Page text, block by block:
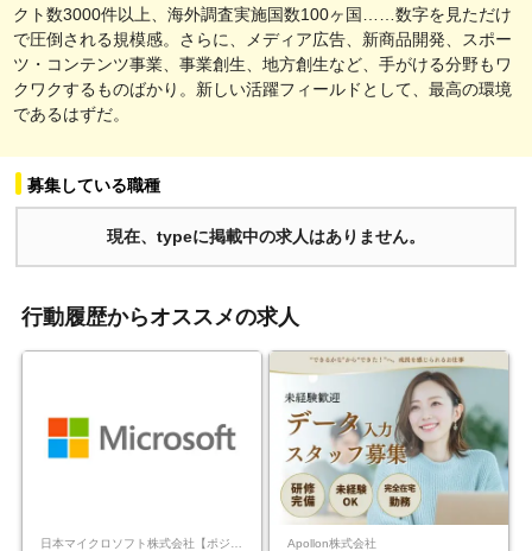
クト数3000件以上、海外調査実施国数100ヶ国……数字を見ただけ
で圧倒される規模感。さらに、メディア広告、新商品開発、スポー
ツ・コンテンツ事業、事業創生、地方創生など、手がける分野もワ
クワクするものばかり。新しい活躍フィールドとして、最高の環境
であるはずだ。
募集している職種
現在、typeに掲載中の求人はありません。
行動履歴からオススメの求人
Apollon株式会社